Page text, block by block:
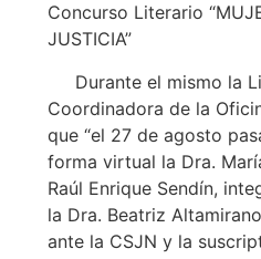
Concurso Literario
JUSTICIA”
Durante el mismo la
Coordinadora de la
que “el 27 de agosto
forma virtual la Dra.
Raúl Enrique Sendín,
la Dra. Beatriz
ante la CSJN y la